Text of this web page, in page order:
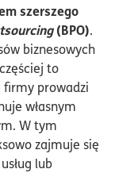
szerszego
(BPO).
biznesowych
to
firmy prowadzi
własnym
W tym
zajmuje się
lub